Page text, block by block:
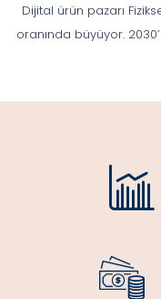
Dijital ürün pazarı
oranında büyüyor.